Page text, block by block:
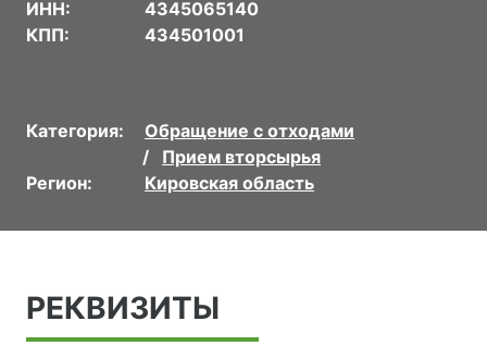
ИНН:
4345065140
КПП:
434501001
Категория:
Обращение с отходами
Прием вторсырья
Регион:
Кировская область
РЕКВИЗИТЫ